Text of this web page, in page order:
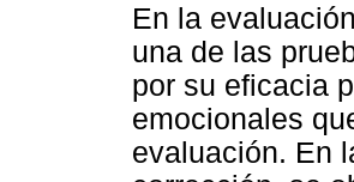
En la
una de las
por su eficacia
emocionales
evaluación. En